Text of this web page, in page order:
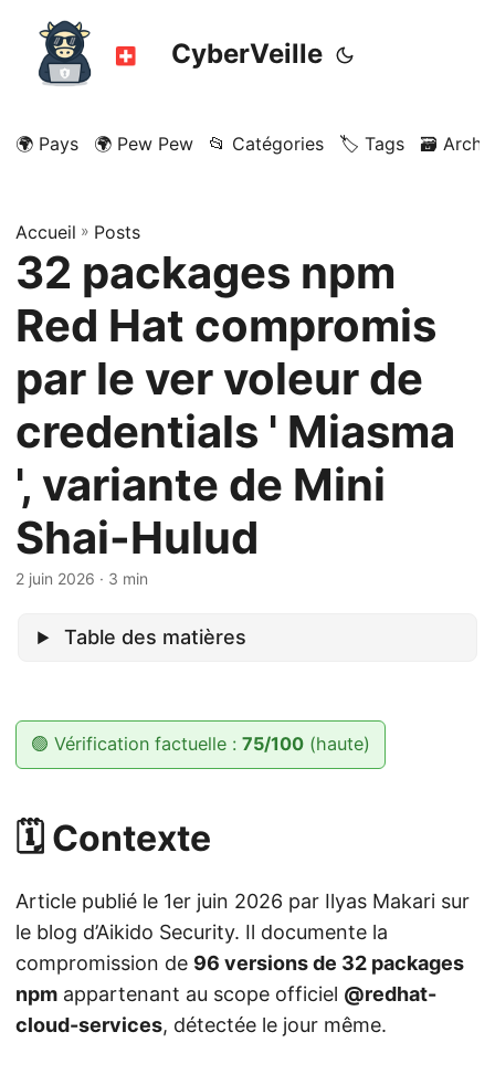
CyberVeille
🌍 Pays 🌍 Pew Pew 📂 Catégories 🏷️ Tags 🗃️
Accueil » Posts
32 packages npm
Red Hat compromis
par le ver voleur de
credentials ' Miasma
', variante de Mini
Shai-Hulud
2 juin 2026 · 3 min
Table des matières
🟢 Vérification factuelle : 75/100(haute)
🗓️ Contexte
Article publié le 1er juin 2026 par Ilyas Makari sur
le blog d’Aikido Security. Il documente la
compromission de 96 versions de 32 packages
npm appartenant au scope officiel @redhat-
cloud-services, détectée le jour même.